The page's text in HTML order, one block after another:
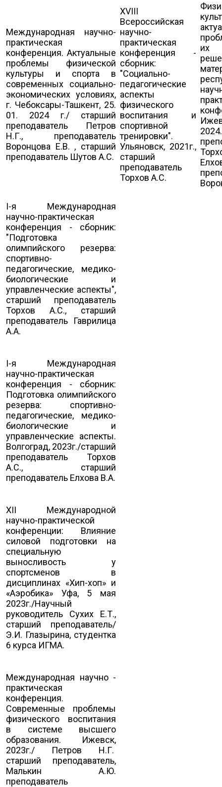
Международная научно-
практическая
конференция. Актуальные
проблемы физической
культуры и спорта в
современных социально-
экономических условиях,
г. Чебоксары-Ташкент, 25.
01. 2024 г./ старший
преподаватель Петров
Н.Г., преподаватель
Воронцова Е.В. , старший
преподаватель Шутов А.С.
XVIII
Всероссийская
научно-
практическая
конференция -
сборник:
"Социально-
педагогические
аспекты
физического
воспитания и
спортивной
тренировки".
Ульяновск, 2021г.,
старший
преподаватель
Торхов А.С.
их
I-я Международная
научно-практическая
конференция - сборник:
"Подготовка
олимпийского резерва:
спортивно-
педагогические, медико-
биологические и
управленческие аспекты",
старший преподаватель
Торхов А.С., старший
преподаватель Гаврилица
А.А.
I-я Международная
научно-практическая
конференция - сборник:
Подготовка олимпийского
резерва: спортивно-
педагогические, медико-
биологические и
управленческие аспекты.
Волгоград, 2023г./старший
преподаватель Торхов
А.С., старший
преподаватель Елхова В.А.
XII Международной
научно-практической
конференции: Влияние
силовой подготовки на
специальную
выносливость у
спортсменов в
дисциплинах «Хип-хоп» и
«Аэробика» Уфа, 5 мая
2023г./Научный
руководитель Сухих Е.Т.,
старший преподаватель/
Э.И. Глазырина, студентка
6 курса ИГМА.
Международная научно -
практическая
конференция.
Современные проблемы
физического воспитания
в системе высшего
образования. Ижевск,
2023г./ Петров Н.Г.
старший преподаватель,
Малькин А.Ю.
преподаватель